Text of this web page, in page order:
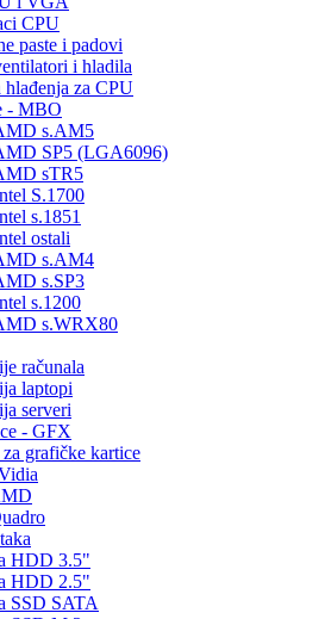
CPU
paste i padovi
i hladila
hlađenja za CPU
- MBO
s.AM5
SP5 (LGA6096)
sTR5
S.1700
s.1851
ostali
s.AM4
s.SP3
s.1200
s.WRX80
računala
laptopi
serveri
- GFX
grafičke kartice
HDD 3.5"
HDD 2.5"
SSD SATA